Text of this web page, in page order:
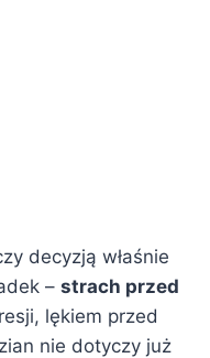
decyzją właśnie
– strach przed
lękiem przed
nie dotyczy już